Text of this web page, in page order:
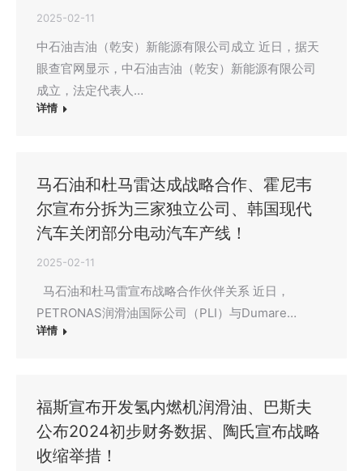
2025-02-11
中石油吉油（乾安）新能源有限公司成立 近日，据天
眼查官网显示，中石油吉油（乾安）新能源有限公司
成立，法定代表人…
详情
马石油和杜马雷达成战略合作、霍尼韦
尔宣布分拆为三家独立公司、韩国现代
汽车关闭部分电动汽车产线！
2025-02-11
马石油和杜马雷宣布战略合作伙伴关系 近日，
PETRONAS润滑油国际公司（PLI）与Dumare…
详情
福斯宣布开发氢内燃机润滑油、巴斯夫
公布2024初步财务数据、陶氏宣布战略
收缩举措！